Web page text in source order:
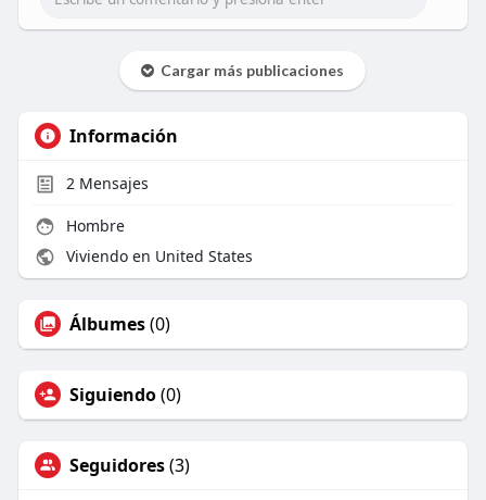
Cargar más publicaciones
Información
2Mensajes
Hombre
Viviendo en United States
Álbumes(0)
Siguiendo(0)
Seguidores(3)